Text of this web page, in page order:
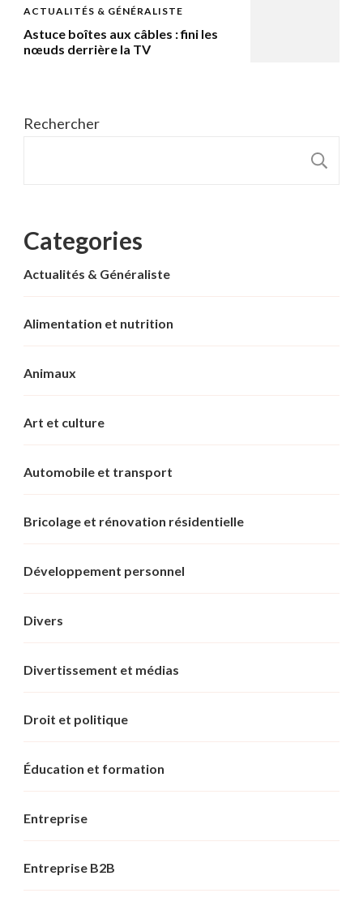
ACTUALITÉS & GÉNÉRALISTE
Astuce boîtes aux câbles : fini les
nœuds derrière la TV
Rechercher
Categories
Actualités & Généraliste
Alimentation et nutrition
Animaux
Art et culture
Automobile et transport
Bricolage et rénovation résidentielle
Développement personnel
Divers
Divertissement et médias
Droit et politique
Éducation et formation
Entreprise
Entreprise B2B